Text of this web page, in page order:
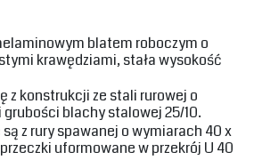
blatem roboczym o
krawędziami, stała wysokość
z konstrukcji ze stali rurowej o
grubości blachy stalowej 25/10.‎
z rury spawanej o wymiarach 40 x
uformowane w przekrój U 40